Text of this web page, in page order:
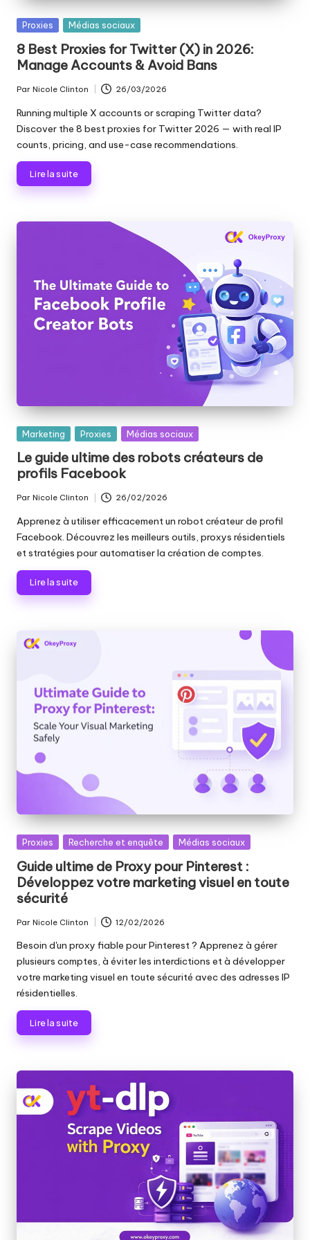
n
ti
e
ls
p
o
u
r
o
e
s
o
in
s
[
E
s
s
ui
]
-
O
k
e
y
P
r
o
x
paramètres
de
proxy,
de
données
web
et
plus
encore.
Publié
Proxies Médias sociaux
8 Best Proxies for Twitter (X) in 2026:
Manage Accounts & Avoid Bans
Publié
par
Par Nicole Clinton 26/03/2026
Running multiple X accounts or scraping Twitter data?
Discover the 8 best proxies for Twitter 2026 — with real IP
counts, pricing, and use-case recommendations.
Lire la suite
Publié
Marketing Proxies Médias sociaux
Le guide ultime des robots créateurs de
profils Facebook
par
Par Nicole Clinton 26/02/2026
Apprenez à utiliser efficacement un robot créateur de profil
Facebook. Découvrez les meilleurs outils, proxys résidentiels
et stratégies pour automatiser la création de comptes.
Lire la suite
Publié
Proxies Recherche et enquête Médias sociaux
Guide ultime de Proxy pour Pinterest :
Développez votre marketing visuel en toute
sécurité
Publié
par
Par Nicole Clinton 12/02/2026
Besoin d'un proxy fiable pour Pinterest ? Apprenez à gérer
plusieurs comptes, à éviter les interdictions et à développer
votre marketing visuel en toute sécurité avec des adresses IP
résidentielles.
Lire la suite